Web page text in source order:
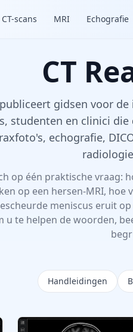
CT-scans MRI Echografie
CT
publiceert gidsen voor
studenten en clinici die
echografie,
op één praktische vraag:
op een hersen-MRI,
meniscus eruit
u te helpen de woorden,
Handleidingen